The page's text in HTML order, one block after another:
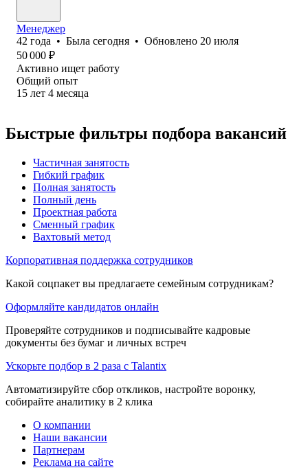
Менеджер
42 года • Была сегодня • Обновлено 20 июля
50 000 ₽
Активно ищет работу
Общий опыт
15 лет 4 месяца
Быстрые фильтры подбора вакансий
Частичная занятость
Гибкий график
Полная занятость
Полный день
Проектная работа
Сменный график
Вахтовый метод
Корпоративная поддержка сотрудников
Какой соцпакет вы предлагаете семейным сотрудникам?
Оформляйте кандидатов онлайн
Проверяйте сотрудников и подписывайте кадровые
документы без бумаг и личных встреч
Ускорьте подбор в 2 раза с Talantix
Автоматизируйте сбор откликов, настройте воронку,
собирайте аналитику в 2 клика
О компании
Наши вакансии
Партнерам
Реклама на сайте